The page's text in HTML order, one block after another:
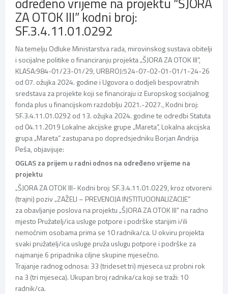
ZA OTOK III” kodni broj:
SF.3.4.11.01.0292
Na temelju Odluke Ministarstva rada, mirovinskog sustava obitelji
i socijalne politike o financiranju projekta „ŠJORA ZA OTOK III”,
KLASA:984-01/23-01/29, URBROJ:524-07-02-01-01/1-24-26
od 07. ožujka 2024. godine i Ugovora o dodjeli bespovratnih
sredstava za projekte koji se financiraju iz Europskog socijalnog
fonda plus u financijskom razdoblju 2021.-2027., Kodni broj:
SF.3.4.11.01.0292 od 13. ožujka 2024. godine te odredbi Statuta
od 04.11.2019 Lokalne akcijske grupe „Mareta“, Lokalna akcijska
grupa „Mareta” zastupana po dopredsjedniku Borjan Andrija
Peša, objavijuje:
OGLAS za prijem u radni odnos na određeno vrijeme na
projektu
„ŠJORA ZA OTOK III- Kodni broj: SF.3.4.11.01.0229, kroz otvoreni
(trajni) poziv „ZAŽELI – PREVENCIJA INSTITUCIONALIZACIJE”
za obavljanje poslova na projektu „ŠJORA ZA OTOK III” na radno
mjesto Pružatelj/ica usluge potpore i podrške starijim i/ili
nemoćnim osobama prima se 10 radnika/ca. U okviru projekta
svaki pružatelj/ica usluge pruža uslugu potpore i podrške za
najmanje 6 pripadnika ciljne skupine mjesečno.
Trajanje radnog odnosa: 33 (trideset tri) mjeseca uz probni rok
na 3 (tri mjeseca). Ukupan broj radnika/ca koji se traži: 10
radnik/ca.